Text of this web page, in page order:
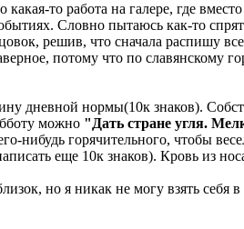
то работа на галере, где
Словно пытаюсь как-то
решив, что сначала распишу
потому что по славянскому
дневной нормы(10к знаков).
можно "Дать стране угля.
нибудь горячительного, чтобы
еще 10к знаков). Кровь из
но я никак не могу взять